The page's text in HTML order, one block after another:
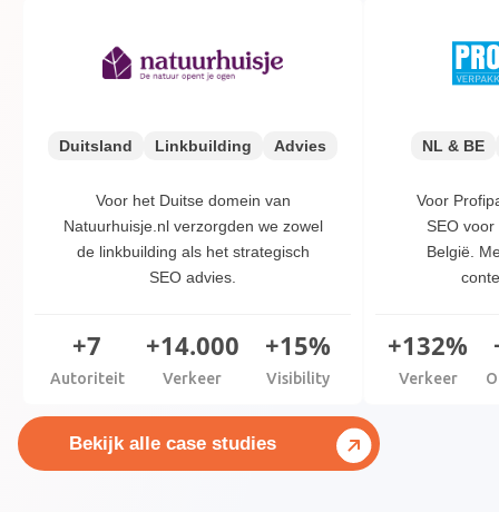
Duitsland Linkbuilding Advies
Voor het Duitse domein van
Natuurhuisje.nl verzorgden we zowel
de linkbuilding als het strategisch
SEO advies.
+7
Autoriteit
+14.000
Verkeer
+15%
Visibility
NL & BE
Voor
SEO
België.
+132%
Verkeer
Bekijk alle case studies